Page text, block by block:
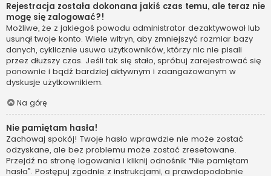
Rejestracja została dokonana jakiś czas temu, ale teraz nie
mogę się zalogować?!
Możliwe, że z jakiegoś powodu administrator dezaktywował lub
usunął twoje konto. Wiele witryn, aby zmniejszyć rozmiar bazy
danych, cyklicznie usuwa użytkowników, którzy nic nie pisali
przez dłuższy czas. Jeśli tak się stało, spróbuj zarejestrować się
ponownie i bądź bardziej aktywnym i zaangażowanym w
dyskusje użytkownikiem.
Na górę
Nie pamiętam hasła!
Zachowaj spokój! Twoje hasło wprawdzie nie może zostać
odzyskane, ale bez problemu może zostać zresetowane.
Przejdź na stronę logowania i kliknij odnośnik “Nie pamiętam
hasła”. Postępuj zgodnie z instrukcjami, a prawdopodobnie